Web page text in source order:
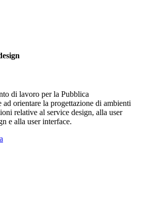
di lavoro per la Pubblica
orientare la progettazione di ambienti
relative al service design, alla user
e alla user interface.